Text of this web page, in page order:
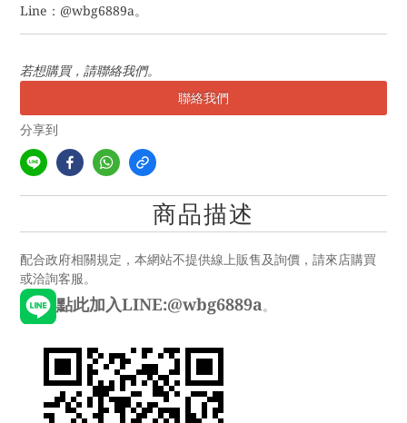
Line：@wbg6889a。
若想購買，請聯絡我們。
聯絡我們
分享到
商品描述
配合政府相關規定，本網站不提供線上販售及詢價，請來店購買
或洽詢客服。
點此加入LINE:@wbg6889a。